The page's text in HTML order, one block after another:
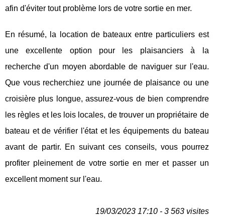
afin d'éviter tout problème lors de votre sortie en mer.
En résumé, la location de bateaux entre particuliers est
une excellente option pour les plaisanciers à la
recherche d'un moyen abordable de naviguer sur l'eau.
Que vous recherchiez une journée de plaisance ou une
croisière plus longue, assurez-vous de bien comprendre
les règles et les lois locales, de trouver un propriétaire de
bateau et de vérifier l'état et les équipements du bateau
avant de partir. En suivant ces conseils, vous pourrez
profiter pleinement de votre sortie en mer et passer un
excellent moment sur l'eau.
19/03/2023 17:10 - 3 563 visites